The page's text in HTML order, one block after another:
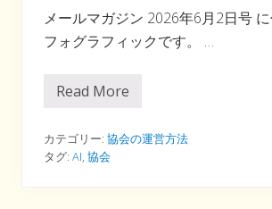
メールマガジン 2026年6月2日号
フォグラフィックです。 …
イ
ォ
グ
ラ
Read More
カテゴリー: 協会の運営方法
タグ: AI, 協会